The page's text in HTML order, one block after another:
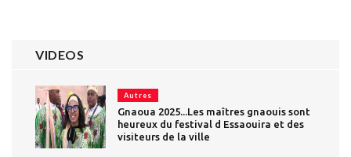
VIDEOS
Autres
Gnaoua 2025...Les maîtres gnaouis sont
heureux du festival d Essaouira et des
visiteurs de la ville